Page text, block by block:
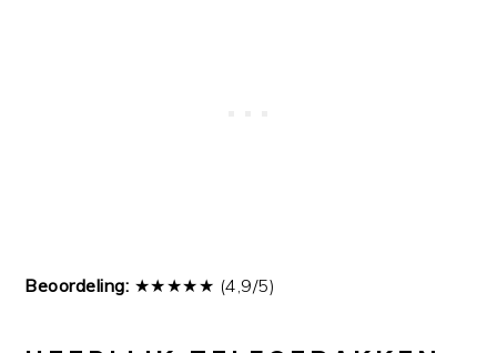
Beoordeling: ★★★★★ (4,9/5)